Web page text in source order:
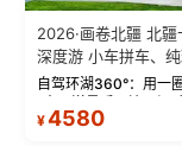
2026·画卷北疆 北疆
深度游 小车拼车、
物！
自驾环湖360°：用一
“大西洋最后一滴眼泪
蓝。 赛湖旅拍：甄选
¥4580